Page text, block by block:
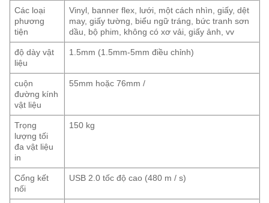
Các loại
phương
tiện
Vinyl, banner flex, lưới, một cách nhìn, giấy, dệt
may, giấy tường, biểu ngữ tráng, bức tranh sơn
dầu, bộ phim, không có xơ vải, giấy ảnh, vv
độ dày vật
liệu
1.5mm (1.5mm-5mm điều chỉnh)
cuộn
đường kính
vật liệu
55mm hoặc 76mm /
Trọng
lượng tối
đa vật liệu
in
150 kg
Cổng kết
nối
USB 2.0 tốc độ cao (480 m / s)